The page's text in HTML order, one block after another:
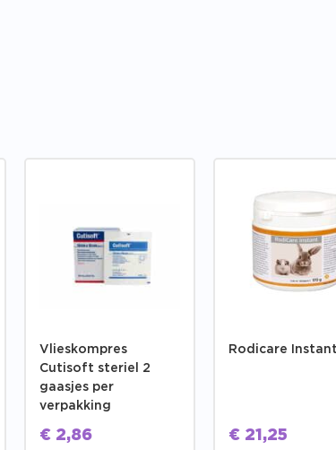
Vlieskompres
Cutisoft steriel 2
gaasjes per
verpakking
€2,86
Rodicare Instant
€21,25